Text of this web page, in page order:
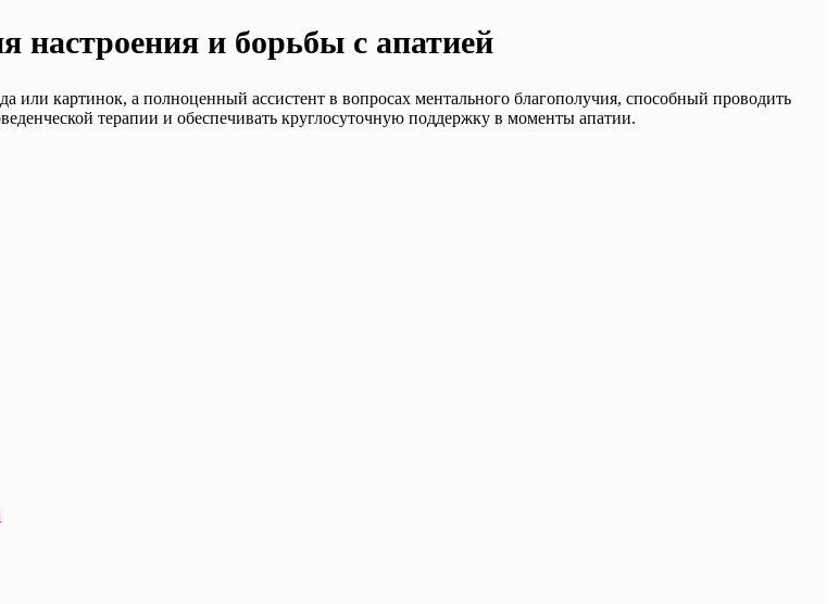
настроения и борьбы с апатией
или картинок, а полноценный ассистент в вопросах ментального благополучия, способный проводить
терапии и обеспечивать круглосуточную поддержку в моменты апатии.